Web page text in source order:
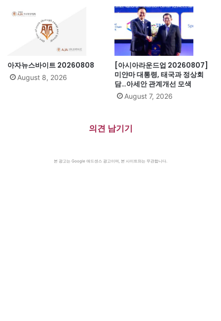
아자뉴스바이트 20260808
August 8, 2026
[아시아라운드업 20260807]
미얀마 대통령, 태국과 정상회
담…아세안 관계개선 모색
August 7, 2026
의견 남기기
본 광고는 Google 애드센스 광고이며, 본 사이트와는 무관합니다.